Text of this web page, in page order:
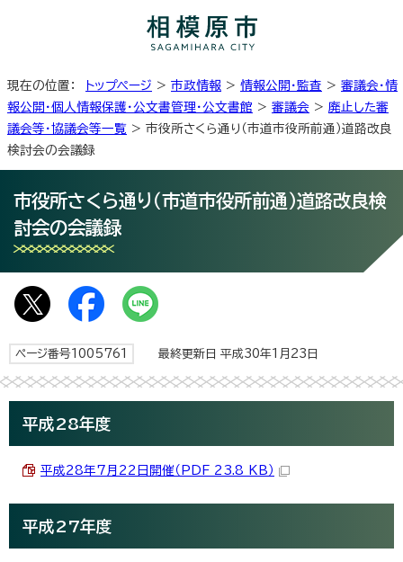
現在の位置： トップページ > 市政情報 > 情報公開・監査 > 審議会・情
報公開・個人情報保護・公文書管理・公文書館 > 審議会 > 廃止した審
議会等・協議会等一覧 > 市役所さくら通り（市道市役所前通）道路改良
検討会の会議録
市役所さくら通り（市道市役所前通）道路改良検
討会の会議録
ページ番号1005761 最終更新日 平成30年1月23日
平成28年度
平成28年7月22日開催（PDF 23.8 KB）
平成27年度